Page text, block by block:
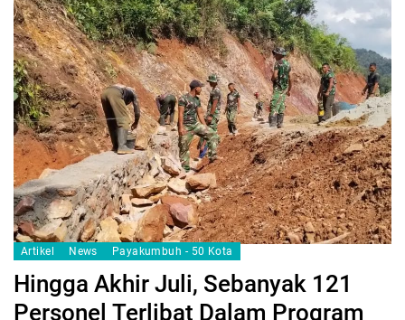
Artikel News Payakumbuh - 50 Kota
Hingga Akhir Juli, Sebanyak 121
Personel Terlibat Dalam Program